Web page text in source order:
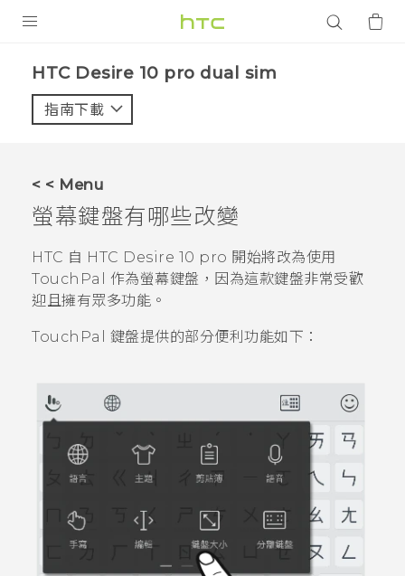
VIVE
應用程式
HTC Desire 10 pro dual sim‎
指南下載
< < Menu
螢幕鍵盤有哪些改變
HTC 自 HTC Desire 10 pro 開始將改為使用
TouchPal
作為螢幕鍵盤，因為這款鍵盤非常受歡
迎且擁有眾多功能。
TouchPal 鍵盤提供的部分便利功能如下：